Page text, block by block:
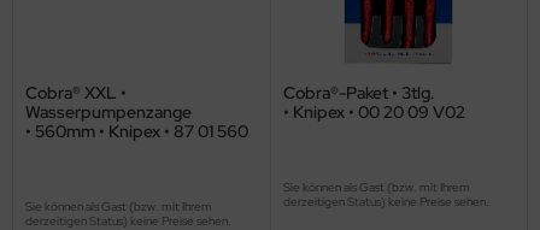
Cobra® XXL •
Wasserpumpenzange
• 560mm • Knipex • 87 01 560
Sie können als Gast (bzw. mit Ihrem
derzeitigen Status) keine Preise sehen.
Cobra®-Paket • 3tlg.
• Knipex • 00 20 09 V02
Sie können als Gast (bzw. mit Ihrem
derzeitigen Status) keine Preise sehen.